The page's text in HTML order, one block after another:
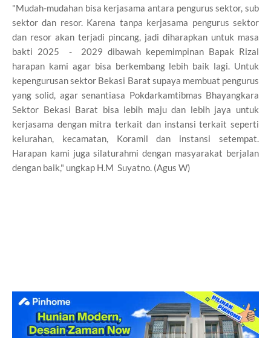
"Mudah-mudahan bisa kerjasama antara pengurus sektor, sub
sektor dan resor. Karena tanpa kerjasama pengurus sektor
dan resor akan terjadi pincang, jadi diharapkan untuk masa
bakti 2025 - 2029 dibawah kepemimpinan Bapak Rizal
harapan kami agar bisa berkembang lebih baik lagi. Untuk
kepengurusan sektor Bekasi Barat supaya membuat pengurus
yang solid, agar senantiasa Pokdarkamtibmas Bhayangkara
Sektor Bekasi Barat bisa lebih maju dan lebih jaya untuk
kerjasama dengan mitra terkait dan instansi terkait seperti
kelurahan, kecamatan, Koramil dan instansi setempat.
Harapan kami juga silaturahmi dengan masyarakat berjalan
dengan baik," ungkap H.M Suyatno. (Agus W)